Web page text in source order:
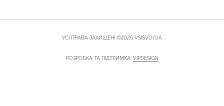
УСІ ПРАВА ЗАХИЩЕНІ ©2026 VSISVOI.UA
РОЗРОБКА ТА ПІДТРИМКА: VIPDESIGN